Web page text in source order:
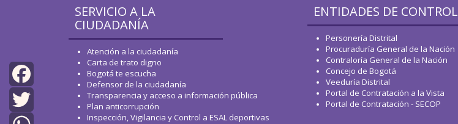
Facebook
SERVICIO A LA
CIUDADANÍA
Atención a la ciudadanía
Carta de trato digno
Bogotá te escucha
Defensor de la ciudadanía
Transparencia y acceso a información pública
Plan anticorrupción
Inspección, Vigilancia y Control a ESAL deportivas
ENTIDADES DE CONTROL
Personería Distrital
Procuraduría General de la Nación
Contraloría General de la Nación
Concejo de Bogotá
Veeduría Distrital
Portal de Contratación a la Vista
Portal de Contratación - SECOP